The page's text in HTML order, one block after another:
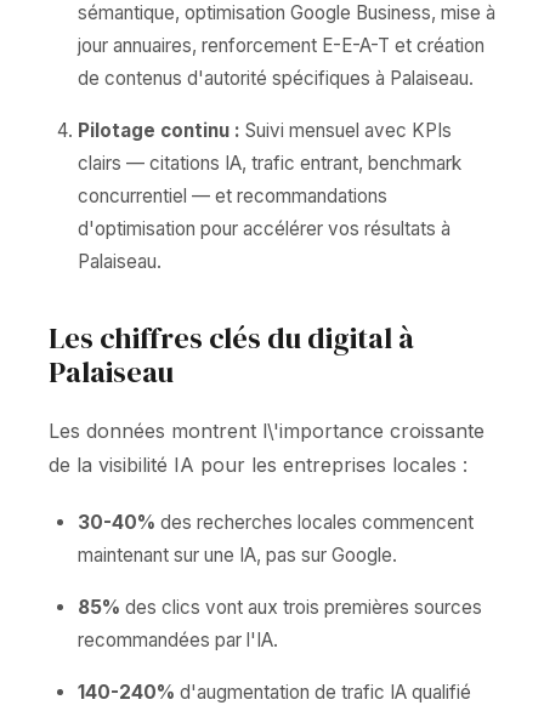
sémantique, optimisation Google Business, mise à
jour annuaires, renforcement E-E-A-T et création
de contenus d'autorité spécifiques à Palaiseau.
Pilotage continu : Suivi mensuel avec KPIs
clairs — citations IA, trafic entrant, benchmark
concurrentiel — et recommandations
d'optimisation pour accélérer vos résultats à
Palaiseau.
Les chiffres clés du digital à
Palaiseau
Les données montrent l\'importance croissante
de la visibilité IA pour les entreprises locales :
30-40% des recherches locales commencent
maintenant sur une IA, pas sur Google.
85% des clics vont aux trois premières sources
recommandées par l'IA.
140-240% d'augmentation de trafic IA qualifié